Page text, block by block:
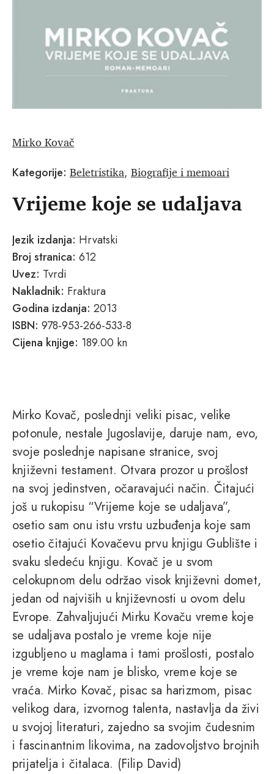
Mirko Kovač
Kategorije: Beletristika, Biografije i memoari
Vrijeme koje se udaljava
Jezik izdanja: Hrvatski
Broj stranica: 612
Uvez: Tvrdi
Nakladnik: Fraktura
Godina izdanja: 2013
ISBN: 978-953-266-533-8
Cijena knjige: 189.00 kn
Mirko Kovač, poslednji veliki pisac, velike
potonule, nestale Jugoslavije, daruje nam, evo,
svoje poslednje napisane stranice, svoj
književni testament. Otvara prozor u prošlost
na svoj jedinstven, očaravajući način. Čitajući
još u rukopisu “Vrijeme koje se udaljava”,
osetio sam onu istu vrstu uzbuđenja koje sam
osetio čitajući Kovačevu prvu knjigu Gublište i
svaku sledeću knjigu. Kovač je u svom
celokupnom delu održao visok književni domet,
jedan od najviših u književnosti u ovom delu
Evrope. Zahvaljujući Mirku Kovaču vreme koje
se udaljava postalo je vreme koje nije
izgubljeno u maglama i tami prošlosti, postalo
je vreme koje nam je blisko, vreme koje se
vraća. Mirko Kovač, pisac sa harizmom, pisac
velikog dara, izvornog talenta, nastavlja da živi
u svojoj literaturi, zajedno sa svojim čudesnim
i fascinantnim likovima, na zadovoljstvo brojnih
prijatelja i čitalaca. (Filip David)